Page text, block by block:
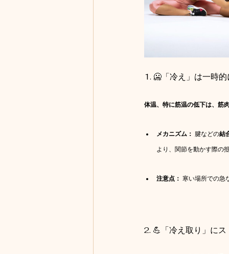
1. 🥶「冷え」は一時
体温、特に筋温の低下は、筋
メカニズム： 腱などの結
より、関節を動かす際の
注意点： 寒い場所での急
2. 💪「冷え取り」に